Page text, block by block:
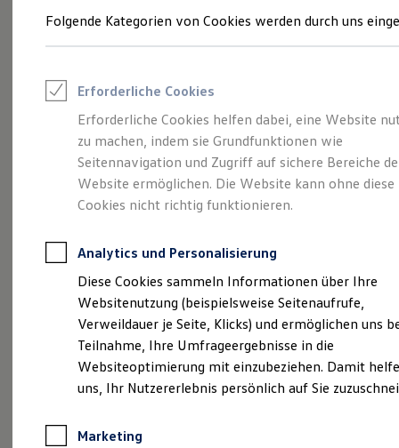
Junge Gebrauchtwagen und Gebrauchtwagen
Saisonangebote
Leasing
Leasing-Angebote
Gebrauchtwagen Leasing
Junge Gebrauchtwagen-Leasing
Elektroauto Leasing
Kleinwagen-Leasing
Leasing ohne Anzahlung
Autokredit mit Schlussrate
Versicherungen und Garantien
Kfz-Versicherung
Restschuldversicherungen
Garantien
Wartungsverträge
Geschäftskunden
Professional Class bei Volkswagen
Großkunden
Behörden
Anpfiff zum Gewinn
Eine Klasse für sich.
Der Golf.
Impressum & Rechtliches
Folgende Kategorien von Cookies werden durch uns
Erforderliche Cookies
Erforderliche Cookies helfen dabei, eine Website
zu machen, indem sie Grundfunktionen wie
Seitennavigation und Zugriff auf sichere Bereiche
Website ermöglichen. Die Website kann ohne diese
Cookies nicht richtig funktionieren.
Analytics und Personalisierung
Diese Cookies sammeln Informationen über Ihre
Websitenutzung (beispielsweise Seitenaufrufe,
Verweildauer je Seite, Klicks) und ermöglichen uns
Teilnahme, Ihre Umfrageergebnisse in die
Websiteoptimierung mit einzubeziehen. Damit
uns, Ihr Nutzererlebnis persönlich auf Sie
Marketing